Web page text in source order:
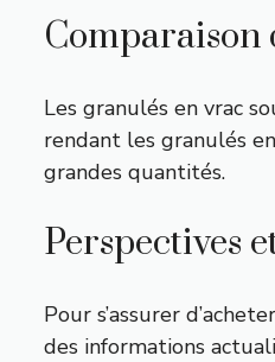
Comparaison
Les granulés en vrac
rendant les granulés
grandes quantités.
Perspectives
Pour s’assurer
des informations